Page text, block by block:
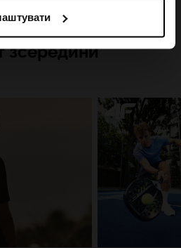
покращення відображення
проведення аналітики,
вдосконалення рішень, які
(наприклад, соціальні
можна знайти в нашій
та в розділі «Деталі».
зсередини